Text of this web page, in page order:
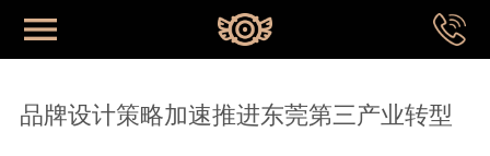
品牌设计策略加速推进东莞第三产业转型